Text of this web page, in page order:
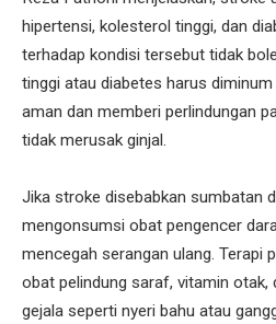
hipertensi, kolesterol tinggi, dan
terhadap kondisi tersebut tidak
tinggi atau diabetes harus
aman dan memberi perlindungan
tidak merusak ginjal.
Jika stroke disebabkan sumbatan
mengonsumsi obat pengencer
mencegah serangan ulang. Terapi
obat pelindung saraf, vitamin otak,
gejala seperti nyeri bahu atau